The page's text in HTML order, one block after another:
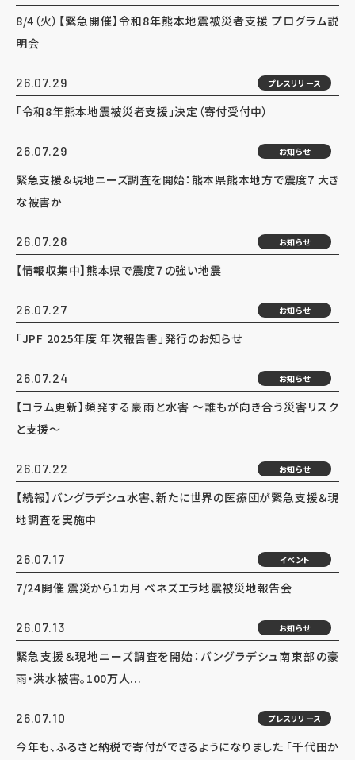
8/4（火）【緊急開催】令和8年熊本地震被災者支援 プログラム説
明会
26.07.29 プレスリリース
「令和8年熊本地震被災者支援」決定（寄付受付中）
26.07.29 お知らせ
緊急支援＆現地ニーズ調査を開始：熊本県熊本地方で震度7 大き
な被害か
26.07.28 お知らせ
【情報収集中】熊本県で震度７の強い地震
26.07.27 お知らせ
「JPF 2025年度 年次報告書」発行のお知らせ
26.07.24 お知らせ
【コラム更新】頻発する豪雨と水害 ～誰もが向き合う災害リスク
と支援～
26.07.22 お知らせ
【続報】バングラデシュ水害、新たに世界の医療団が緊急支援＆現
地調査を実施中
26.07.17 イベント
7/24開催 震災から1カ月 ベネズエラ地震被災地報告会
26.07.13 お知らせ
緊急支援＆現地ニーズ調査を開始：バングラデシュ南東部の豪
雨・洪水被害。100万人...
26.07.10 プレスリリース
今年も、ふるさと納税で寄付ができるようになりました 「千代田か